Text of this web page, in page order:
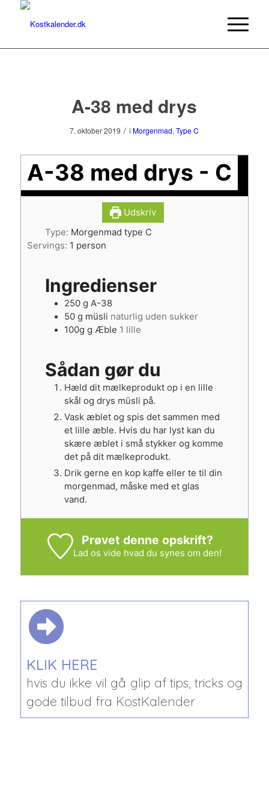
A-38 med drys
7. oktober 2019 / i Morgenmad,Type C
A-38 med drys - C
Udskriv
Type: Morgenmad type C
Servings: 1 person
Ingredienser
250 g A-38
50 g müsli naturlig uden sukker
100g g Æble 1 lille
Sådan gør du
Hæld dit mælkeprodukt op i en lille
skål og drys müsli på.
Vask æblet og spis det sammen med
et lille æble. Hvis du har lyst kan du
skære æblet i små stykker og komme
det på dit mælkeprodukt.
Drik gerne en kop kaffe eller te til din
morgenmad, måske med et glas
vand.
Prøvet denne opskrift?
Lad os vide hvad du synes om den!
KLIK HERE
hvis du ikke vil gå glip af tips, tricks og
gode tilbud fra KostKalender